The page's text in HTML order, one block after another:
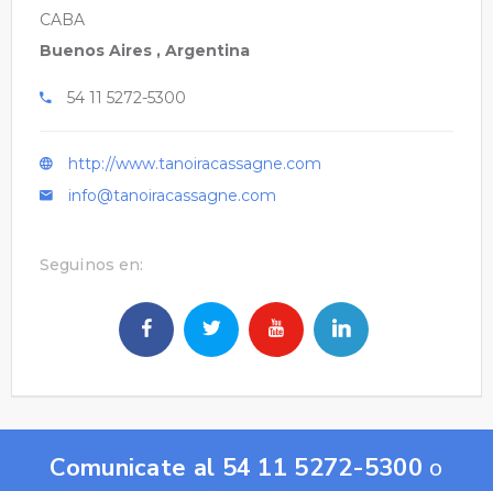
CABA
Buenos Aires , Argentina
54 11 5272-5300
http://www.tanoiracassagne.com
info@tanoiracassagne.com
Seguinos en:
Comunicate al 54 11 5272-5300 o